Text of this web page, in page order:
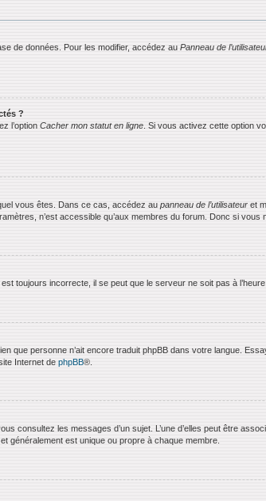
de données. Pour les modifier, accédez au Panneau de
?
l’option Cacher mon statut en ligne . Si vous activez cette option
vous êtes. Dans ce cas, accédez au panneau de l’utilisateur et
n’est accessible qu’aux membres du forum. Donc si vous
toujours incorrecte, il se peut que le serveur ne soit pas à
que personne n’ait encore traduit phpBB dans votre langue.
Internet de phpBB®.
consultez les messages d’un sujet. L’une d’elles peut être
généralement est unique ou propre à chaque membre.